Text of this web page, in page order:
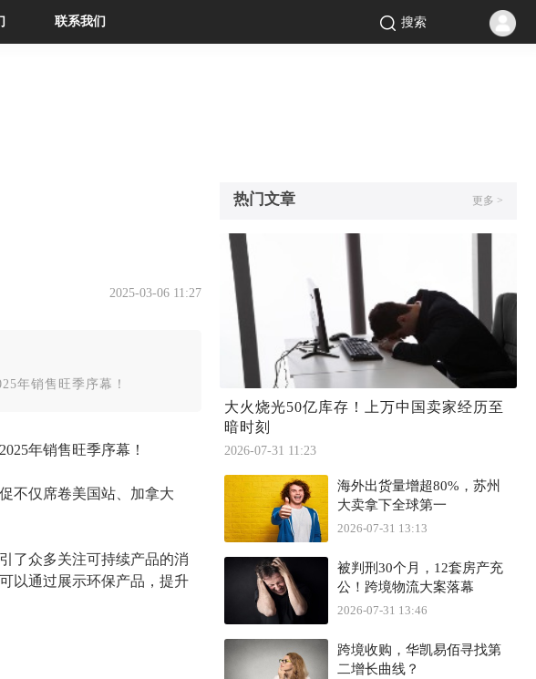
联系我们 搜索
2025-03-06 11:27
年销售旺季序幕！
2025年销售旺季序幕！
不仅席卷美国站、加拿大
了众多关注可持续产品的消
以通过展示环保产品，提升
热门文章 更多 >
大火烧光50亿库存！上万中国卖家经历至
暗时刻
2026-07-31 11:23
海外出货量增超80%，苏州
大卖拿下全球第一
2026-07-31 13:13
被判刑30个月，12套房产充
公！跨境物流大案落幕
2026-07-31 13:46
跨境收购，华凯易佰寻找第
二增长曲线？